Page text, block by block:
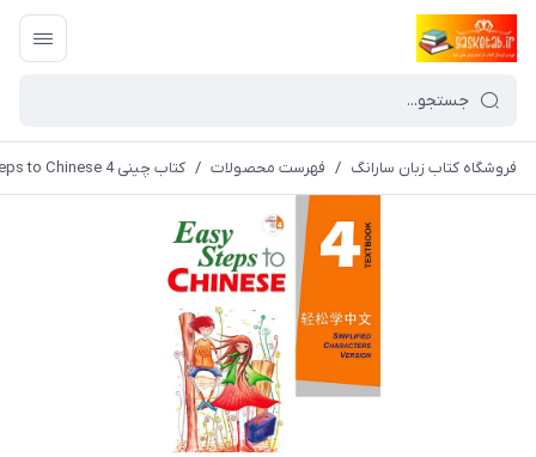
فروشگاه کتاب زبان سارانگ / فهرست محصولات / کتاب چینی Easy Steps to Chinese 4